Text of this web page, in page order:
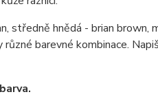
středně hnědá - brian brown,
barevné kombinace.